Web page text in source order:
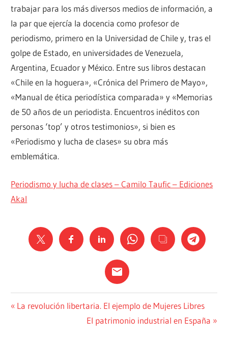
trabajar para los más diversos medios de información, a
la par que ejercía la docencia como profesor de
periodismo, primero en la Universidad de Chile y, tras el
golpe de Estado, en universidades de Venezuela,
Argentina, Ecuador y México. Entre sus libros destacan
«Chile en la hoguera», «Crónica del Primero de Mayo»,
«Manual de ética periodística comparada» y «Memorias
de 50 años de un periodista. Encuentros inéditos con
personas ‘top’ y otros testimonios», si bien es
«Periodismo y lucha de clases» su obra más
emblemática.
Periodismo y lucha de clases – Camilo Taufic – Ediciones
Akal
ACTUALIDAD
Navegación
Entrada
La revolución libertaria. El ejemplo de Mujeres Libres
Siguiente
El patrimonio industrial en España